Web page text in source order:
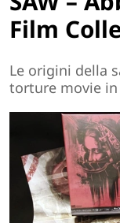
Film
Le origini della
torture movie in